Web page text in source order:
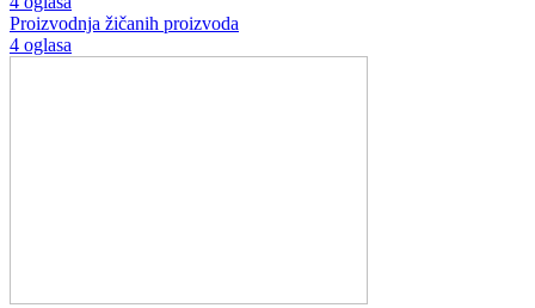
Proizvodnja žičanih proizvoda
4 oglasa